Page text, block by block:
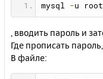
mysql -u root
, вводить пароль и
Где прописать
В файле: